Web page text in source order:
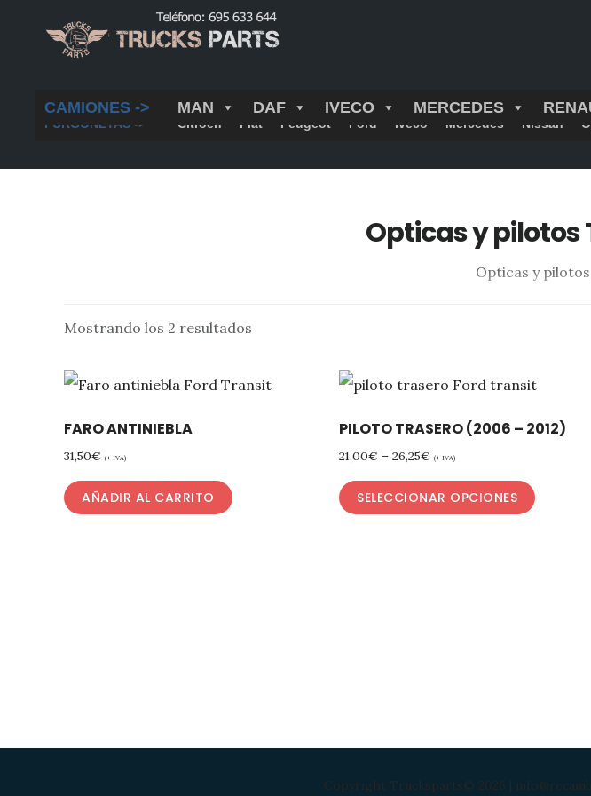
principal
FURGONETAS -> Citroën Fiat Peugeot Ford Iveco Mercedes Nissan
CAMIONES -> MAN DAF IVECO MERCEDES
Opticas y pilotos
Opticas y
Mostrando los 2 resultados
FARO ANTINIEBLA
31,50€ (+ IVA)
AÑADIR AL CARRITO
PILOTO TRASERO (2006 – 2012)
21,00€ –26,25€ (+ IVA)
SELECCIONAR OPCIONES
Copyright Trucksparts© 2026 |